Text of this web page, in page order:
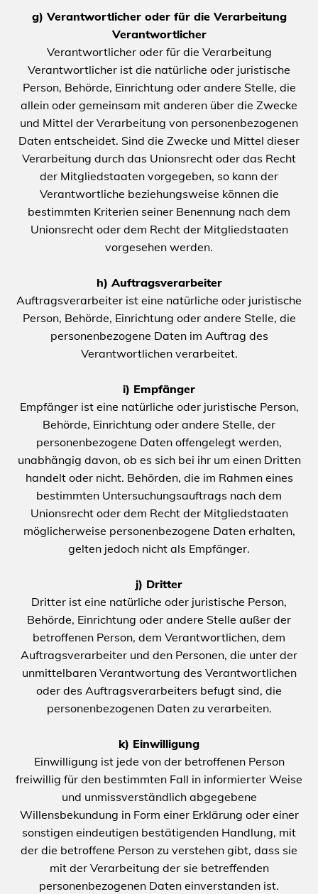
g) Verantwortlicher oder für die Verarbeitung
Verantwortlicher
Verantwortlicher oder für die Verarbeitung
Verantwortlicher ist die natürliche oder juristische
Person, Behörde, Einrichtung oder andere Stelle, die
allein oder gemeinsam mit anderen über die Zwecke
und Mittel der Verarbeitung von personenbezogenen
Daten entscheidet. Sind die Zwecke und Mittel dieser
Verarbeitung durch das Unionsrecht oder das Recht
der Mitgliedstaaten vorgegeben, so kann der
Verantwortliche beziehungsweise können die
bestimmten Kriterien seiner Benennung nach dem
Unionsrecht oder dem Recht der Mitgliedstaaten
vorgesehen werden.
h) Auftragsverarbeiter
Auftragsverarbeiter ist eine natürliche oder juristische
Person, Behörde, Einrichtung oder andere Stelle, die
personenbezogene Daten im Auftrag des
Verantwortlichen verarbeitet.
i) Empfänger
Empfänger ist eine natürliche oder juristische Person,
Behörde, Einrichtung oder andere Stelle, der
personenbezogene Daten offengelegt werden,
unabhängig davon, ob es sich bei ihr um einen Dritten
handelt oder nicht. Behörden, die im Rahmen eines
bestimmten Untersuchungsauftrags nach dem
Unionsrecht oder dem Recht der Mitgliedstaaten
möglicherweise personenbezogene Daten erhalten,
gelten jedoch nicht als Empfänger.
j) Dritter
Dritter ist eine natürliche oder juristische Person,
Behörde, Einrichtung oder andere Stelle außer der
betroffenen Person, dem Verantwortlichen, dem
Auftragsverarbeiter und den Personen, die unter der
unmittelbaren Verantwortung des Verantwortlichen
oder des Auftragsverarbeiters befugt sind, die
personenbezogenen Daten zu verarbeiten.
k) Einwilligung
Einwilligung ist jede von der betroffenen Person
freiwillig für den bestimmten Fall in informierter Weise
und unmissverständlich abgegebene
Willensbekundung in Form einer Erklärung oder einer
sonstigen eindeutigen bestätigenden Handlung, mit
der die betroffene Person zu verstehen gibt, dass sie
mit der Verarbeitung der sie betreffenden
personenbezogenen Daten einverstanden ist.